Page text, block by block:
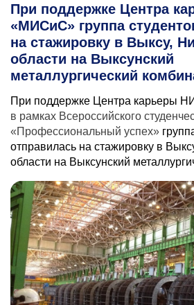
При поддержке Центра
«МИСиС» группа
на стажировку в Выксу,
области на Выксунский
металлургический
При поддержке Центра карьеры
в рамках Всероссийского
«Профессиональный успех»
отправилась на стажировку в
области на Выксунский